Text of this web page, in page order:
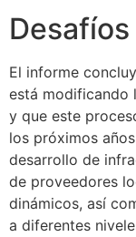
El informe
está modificando
y que este
los próximos
desarrollo de
de proveedores
dinámicos, así
a diferentes